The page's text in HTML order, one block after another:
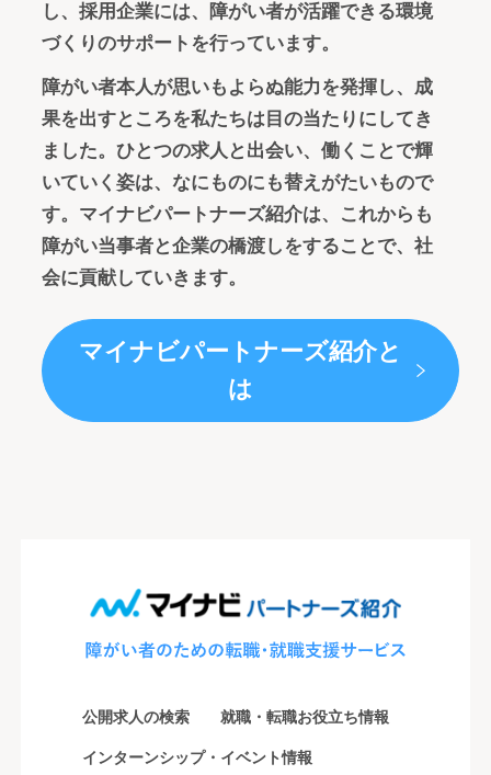
し、採用企業には、障がい者が活躍できる環境
づくりのサポートを行っています。
障がい者本人が思いもよらぬ能力を発揮し、成
果を出すところを私たちは目の当たりにしてき
ました。ひとつの求人と出会い、働くことで輝
いていく姿は、なにものにも替えがたいもので
す。マイナビパートナーズ紹介は、これからも
障がい当事者と企業の橋渡しをすることで、社
会に貢献していきます。
マイナビパートナーズ紹介と
は
公開求人の検索 就職・転職お役立ち情報
インターンシップ・イベント情報